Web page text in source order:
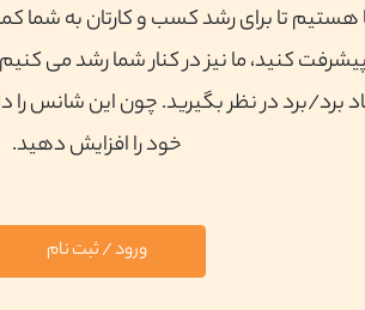
هستیم تا برای رشد کسب و کارتان به
کنید، ما نیز در کنار شما رشد می
برد/برد در نظر بگیرید. چون این شانس را
خود را افزایش دهید.
ورود / ثبت نام